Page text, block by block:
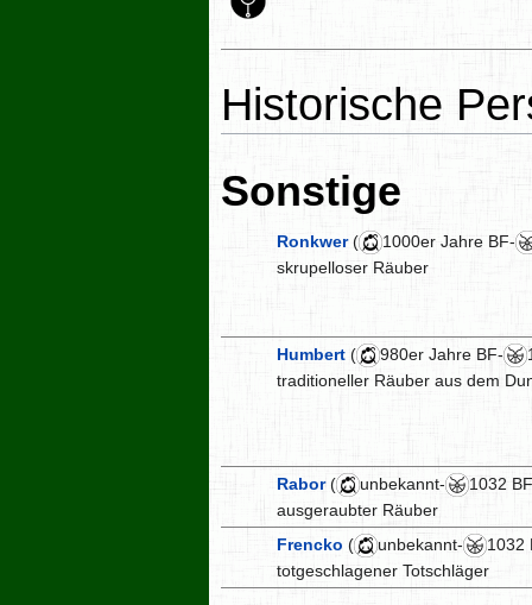
Historische
Sonstige
Ronkwer(
1000er Jahre BF-
skrupelloser Räuber
Humbert ( 980er Jahre BF-
traditioneller Räuber aus dem
Rabor( unbekannt-
1032
ausgeraubter Räuber
Frencko ( unbekannt-
1032
totgeschlagener Totschläger